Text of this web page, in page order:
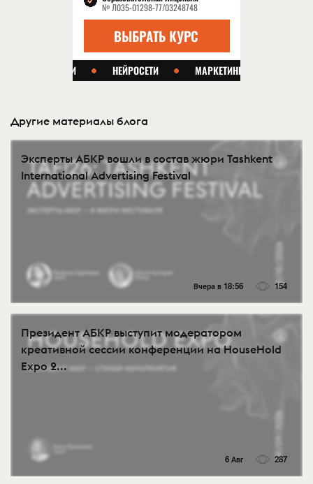
Другие материалы блога
Эксперты АБКР вошли в состав жюри Tashkent
International Advertising Festival
Вчера в 18:56 154
Президент АБКР выступит модератором
креативной сессии конференции на HouseHold
Expo 2...
6 Авг 287